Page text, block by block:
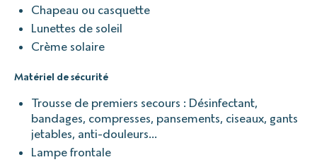
Chapeau ou casquette
Lunettes de soleil
Crème solaire
Matériel de sécurité
Trousse de premiers secours : Désinfectant,
bandages, compresses, pansements, ciseaux, gants
jetables, anti-douleurs…
Lampe frontale